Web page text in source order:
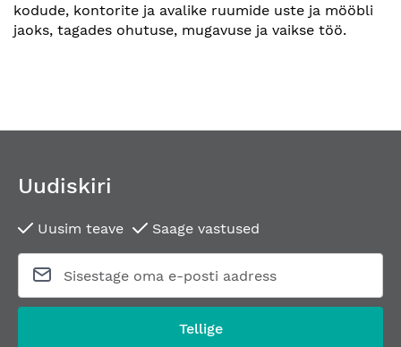
kodude, kontorite ja avalike ruumide uste ja mööbli
jaoks, tagades ohutuse, mugavuse ja vaikse töö.
Uudiskiri
Uusim teave Saage vastused
Tellige